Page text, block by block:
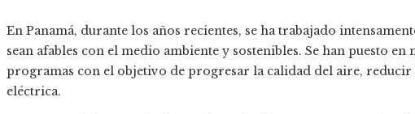
En Panamá, durante los años recientes, se ha trabajado
sean afables con el medio ambiente y sostenibles. Se han puesto
programas con el objetivo de progresar la calidad del aire,
eléctrica.